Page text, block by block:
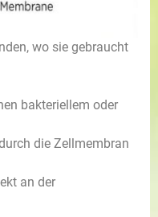
wo sie gebraucht
bakteriellem oder
die Zellmembran
an der